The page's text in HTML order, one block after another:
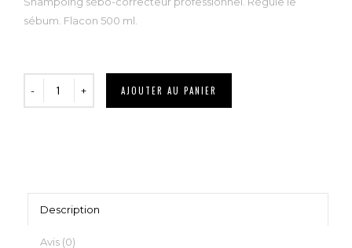
sébum. Flacon 500 ml.
AJOUTER AU PANIER
Description
Avis (0)